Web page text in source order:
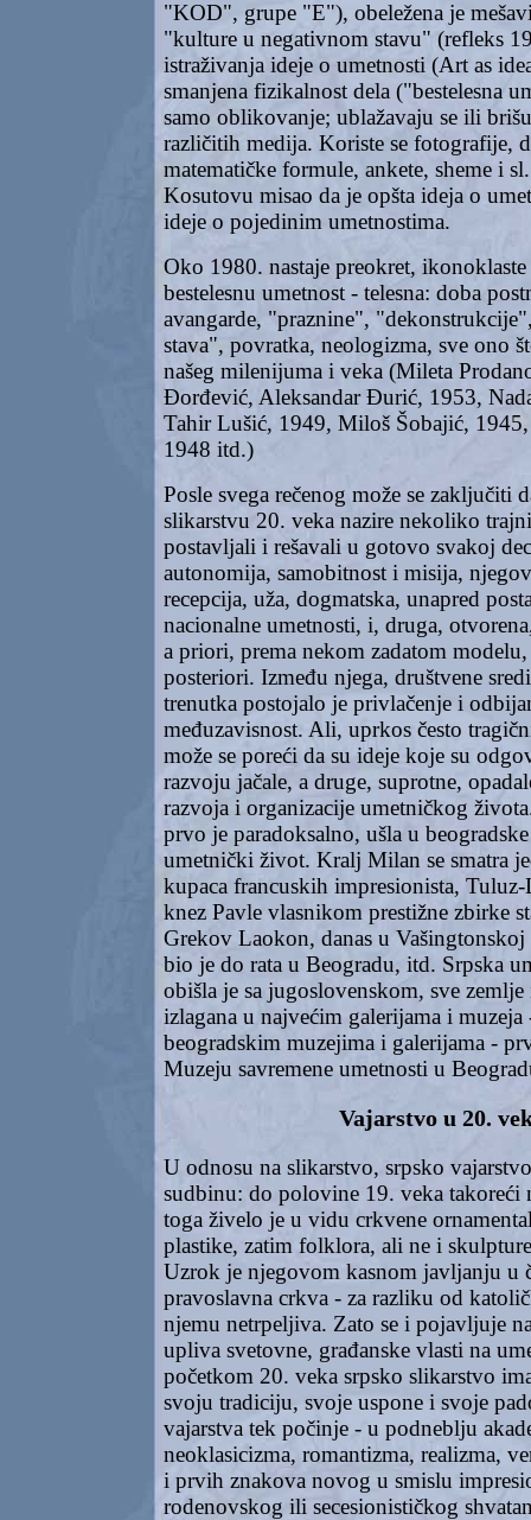
"KOD", grupe "E"), obeležena je
"kulture u negativnom stavu" (refleks
istraživanja ideje o umetnosti (Art as
smanjena fizikalnost dela ("bestelesna
samo oblikovanje; ublažavaju se ili
različitih medija. Koriste se fotografije,
matematičke formule, ankete, sheme i
Kosutovu misao da je opšta ideja o
ideje o pojedinim umetnostima.
Oko 1980. nastaje preokret,
bestelesnu umetnost - telesna: doba
avangarde, "praznine",
stava", povratka, neologizma, sve ono
našeg milenijuma i veka (Mileta
Đorđević, Aleksandar Đurić, 1953,
Tahir Lušić, 1949, Miloš Šobajić,
1948 itd.)
Posle svega rečenog može se zaključiti
slikarstvu 20. veka nazire nekoliko
postavljali i rešavali u gotovo svakoj
autonomija, samobitnost i misija,
recepcija, uža, dogmatska, unapred
nacionalne umetnosti, i, druga,
a priori, prema nekom zadatom
posteriori. Između njega, društvene
trenutka postojalo je privlačenje i
međuzavisnost. Ali, uprkos često
može se poreći da su ideje koje su
razvoju jačale, a druge, suprotne,
razvoja i organizacije umetničkog
prvo je paradoksalno, ušla u
umetnički život. Kralj Milan se smatra
kupaca francuskih impresionista,
knez Pavle vlasnikom prestižne zbirke
Grekov Laokon, danas u
bio je do rata u Beogradu, itd. Srpska
obišla je sa jugoslovenskom, sve
izlagana u najvećim galerijama i muzeja
beogradskim muzejima i galerijama -
Muzeju savremene umetnosti u
Vajarstvo u 20.
U odnosu na slikarstvo, srpsko
sudbinu: do polovine 19. veka takoreći
toga živelo je u vidu crkvene
plastike, zatim folklora, ali ne i
Uzrok je njegovom kasnom javljanju u
pravoslavna crkva - za razliku od
njemu netrpeljiva. Zato se i pojavljuje
upliva svetovne, građanske vlasti na
početkom 20. veka srpsko slikarstvo
svoju tradiciju, svoje uspone i svoje
vajarstva tek počinje - u podneblju
neoklasicizma, romantizma, realizma,
i prvih znakova novog u smislu
rodenovskog ili secesionističkog